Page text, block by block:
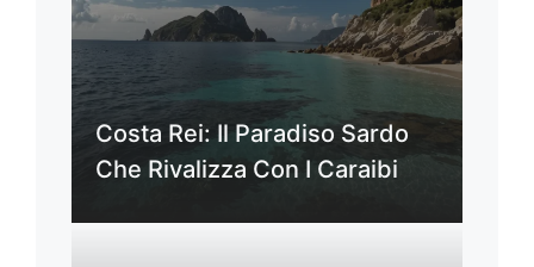
Costa Rei: Il Paradiso Sardo
Che Rivalizza Con I Caraibi